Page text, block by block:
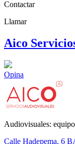
Contactar
Llamar
Aico
Opina
Audiovisuales:
Calle Hadepema, 6